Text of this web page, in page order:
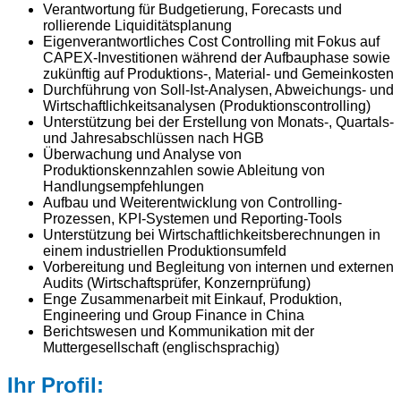
Verantwortung für Budgetierung, Forecasts und
rollierende Liquiditätsplanung
Eigenverantwortliches Cost Controlling mit Fokus auf
CAPEX-Investitionen während der Aufbauphase sowie
zukünftig auf Produktions-, Material- und Gemeinkosten
Durchführung von Soll-Ist-Analysen, Abweichungs- und
Wirtschaftlichkeitsanalysen (Produktionscontrolling)
Unterstützung bei der Erstellung von Monats-, Quartals-
und Jahresabschlüssen nach HGB
Überwachung und Analyse von
Produktionskennzahlen sowie Ableitung von
Handlungsempfehlungen
Aufbau und Weiterentwicklung von Controlling-
Prozessen, KPI-Systemen und Reporting-Tools
Unterstützung bei Wirtschaftlichkeitsberechnungen in
einem industriellen Produktionsumfeld
Vorbereitung und Begleitung von internen und externen
Audits (Wirtschaftsprüfer, Konzernprüfung)
Enge Zusammenarbeit mit Einkauf, Produktion,
Engineering und Group Finance in China
Berichtswesen und Kommunikation mit der
Muttergesellschaft (englischsprachig)
Ihr Profil: